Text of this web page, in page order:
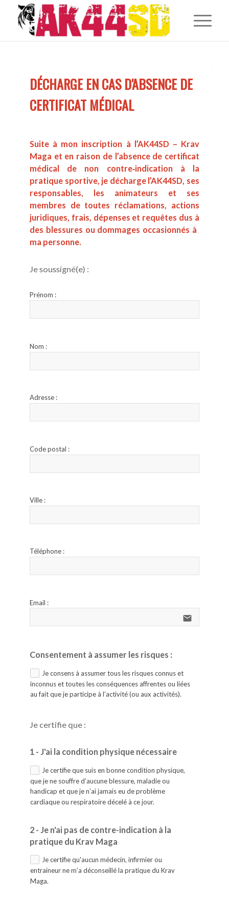
DÉCHARGE EN CAS D'ABSENCE DE
CERTIFICAT MÉDICAL
Suite à mon inscription à l’AK44SD – Krav
Maga et en raison de l’absence de certificat
médical de non contre‐indication à la
pratique sportive, je décharge l’AK44SD, ses
responsables, les animateurs et ses
membres de toutes réclamations, actions
juridiques, frais, dépenses et requêtes dus à
des blessures ou dommages occasionnés à
ma personne.
Je soussigné(e) :
Prénom :
Nom :
Adresse :
Code postal :
Ville :
Téléphone :
Email :
email
Consentement à assumer les risques :
Je consens à assumer tous les risques connus et
inconnus et toutes les conséquences affrentes ou liées
au fait que je participe à l’activité (ou aux activités).
Je certifie que :
1 - J'ai la condition physique nécessaire
Je certifie que suis en bonne condition physique,
que je ne souffre d’aucune blessure, maladie ou
handicap et que je n’ai jamais eu de problème
cardiaque ou respiratoire décelé à ce jour.
2 - Je n'ai pas de contre-indication à la
pratique du Krav Maga
Je certifie qu'aucun médecin, infirmier ou
entraineur ne m’a déconseillé la pratique du Krav
Maga.